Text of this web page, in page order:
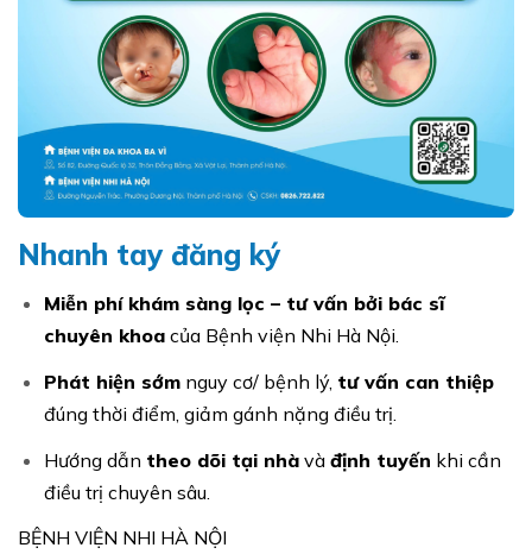
Nhanh tay đăng ký
Miễn phí khám sàng lọc – tư vấn bởi bác sĩ
chuyên khoa của Bệnh viện Nhi Hà Nội.
Phát hiện sớm nguy cơ/ bệnh lý, tư vấn can thiệp
đúng thời điểm, giảm gánh nặng điều trị.
Hướng dẫn theo dõi tại nhà và định tuyến khi cần
điều trị chuyên sâu.
BỆNH VIỆN NHI HÀ NỘI